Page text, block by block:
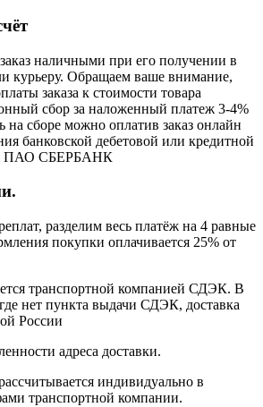
наличными при его получении в
курьеру. Обращаем ваше внимание,
заказа к стоимости товара
сбор за наложенный платеж 3-4%
сборе можно оплатив заказ онлайн
банковской дебетовой или кредитной
ПАО СБЕРБАНК
разделим весь платёж на 4 равные
покупки оплачивается 25% от
транспортной компанией СДЭК. В
нет пункта выдачи СДЭК, доставка
России
адреса доставки.
индивидуально в
транспортной компании.